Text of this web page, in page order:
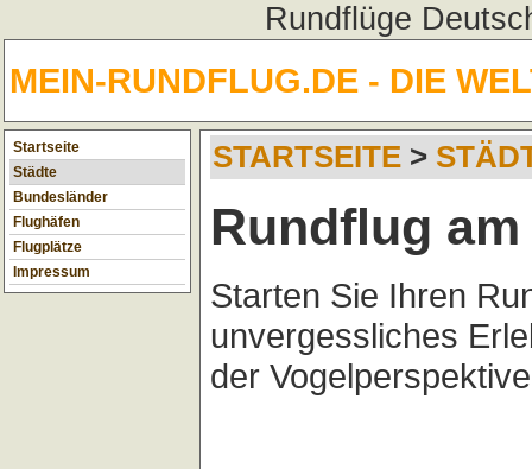
Rundflüge
MEIN-RUNDFLUG.DE - DIE
Startseite
Städte
Bundesländer
Flughäfen
Flugplätze
Impressum
STARTSEITE >
Rundflug
Starten Sie Ihren
unvergessliches
der